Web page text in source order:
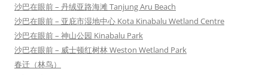
沙巴在眼前 – 丹绒亚路海滩 Tanjung Aru Beach
沙巴在眼前 – 亚庇市湿地中心 Kota Kinabalu Wetland Centre
沙巴在眼前 – 神山公园 Kinabalu Park
沙巴在眼前 – 威士顿红树林 Weston Wetland Park
春迁（林鸟）